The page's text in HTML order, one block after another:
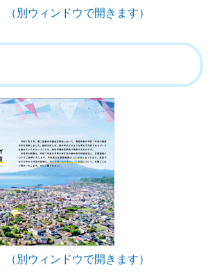
（別ウィンドウで開きます）
（別ウィンドウで開きます）